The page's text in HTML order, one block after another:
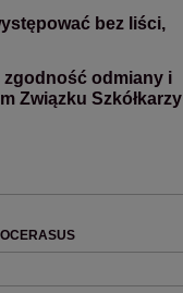
bez liści,
zgodność odmiany i
Związku Szkółkarzy